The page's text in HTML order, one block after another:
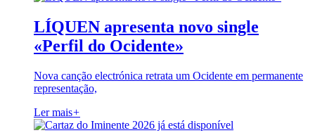
LÍQUEN apresenta novo single
«Perfil do Ocidente»
Nova canção electrónica retrata um Ocidente em permanente
representação,
Ler mais+